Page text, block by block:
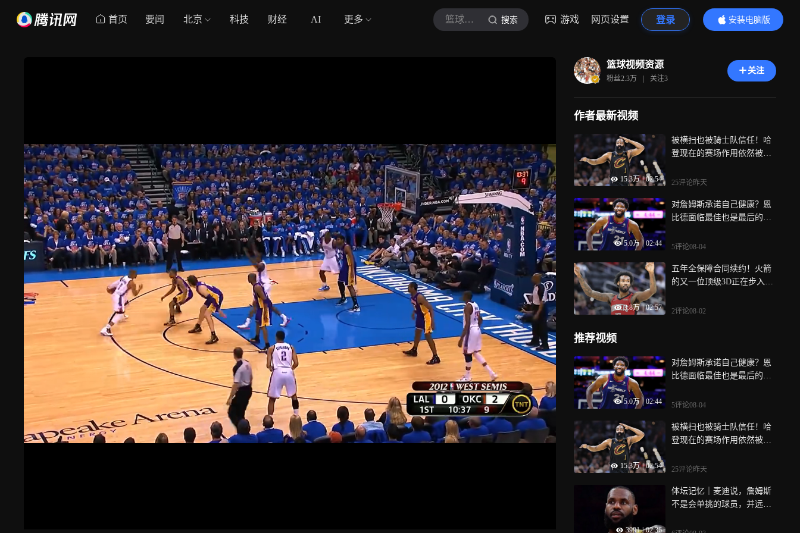
首页 要闻 北京 科技 财经 AI 更多 篮球视频资源 搜索 游戏 网页设置 登录
安装电脑版
内容更精彩
篮球视频资源
粉丝2.3万 | 关注3
关注
作者最新视频
15.3万 | 02:54
被横扫也被骑士队信任！哈
登现在的赛场作用依然被低
25评论昨天
5.0万 | 02:44
对詹姆斯承诺自己健康？恩
比德面临最佳也是最后的机
5评论08-04
3.8万 | 02:57
五年全保障合同续约！火箭
的又一位顶级3D正在步入巅
2评论08-02
推荐视频
5.0万 | 02:44
对詹姆斯承诺自己健康？恩
比德面临最佳也是最后的机
5评论08-04
15.3万 | 02:54
被横扫也被骑士队信任！哈
登现在的赛场作用依然被低
25评论昨天
3991 | 02:36
体坛记忆｜麦迪说，詹姆斯
不是会单挑的球员，并远远